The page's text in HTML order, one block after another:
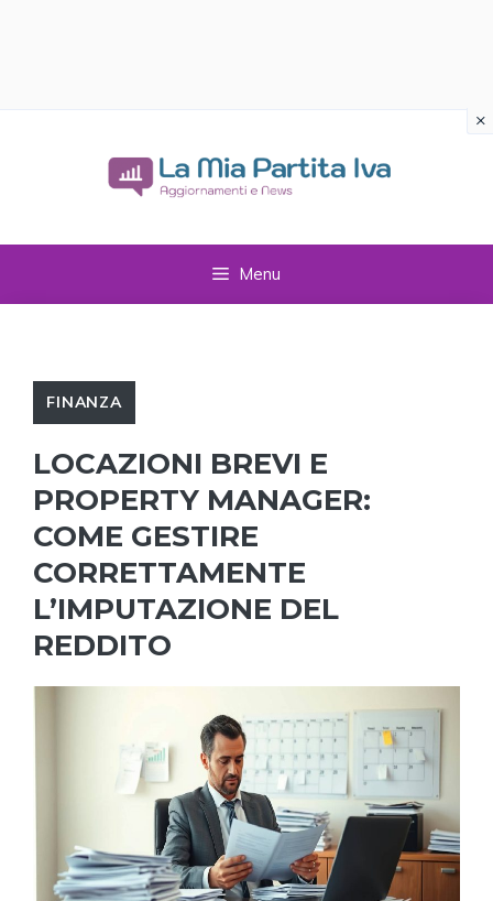
Menu
FINANZA
LOCAZIONI BREVI E
PROPERTY MANAGER:
COME GESTIRE
CORRETTAMENTE
L’IMPUTAZIONE DEL
REDDITO
×